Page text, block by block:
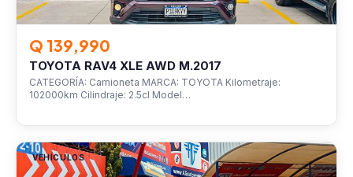
Q 139,990
TOYOTA RAV4 XLE AWD M.2017
CATEGORÍA: Camioneta MARCA: TOYOTA Kilometraje:
102000km Cilindraje: 2.5cl Model…
VEHÍCULOS